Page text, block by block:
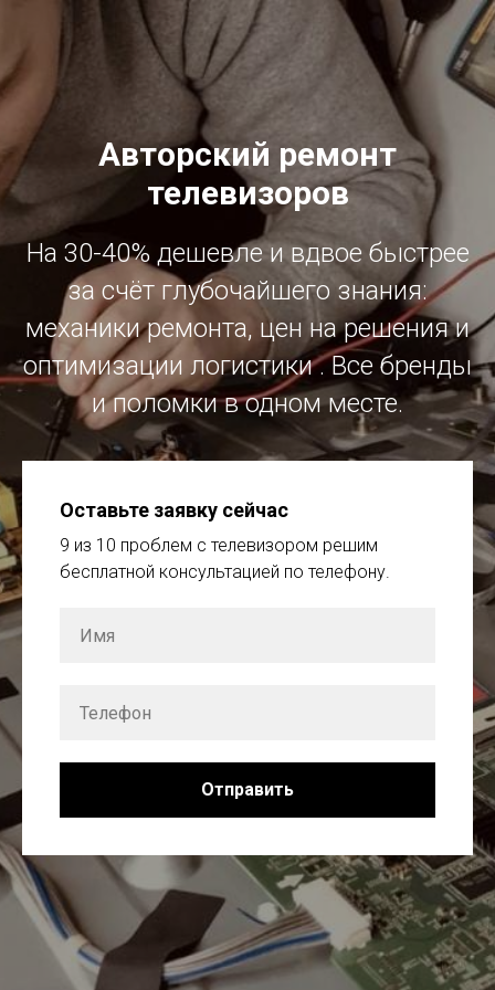
Авторский ремонт
телевизоров
На 30-40% дешевле и вдвое быстрее
за счёт глубочайшего знания:
механики ремонта, цен на решения и
оптимизации логистики . Все бренды
и поломки в одном месте.
Оставьте заявку сейчас
9 из 10 проблем с телевизором решим
бесплатной консультацией по телефону.
Отправить